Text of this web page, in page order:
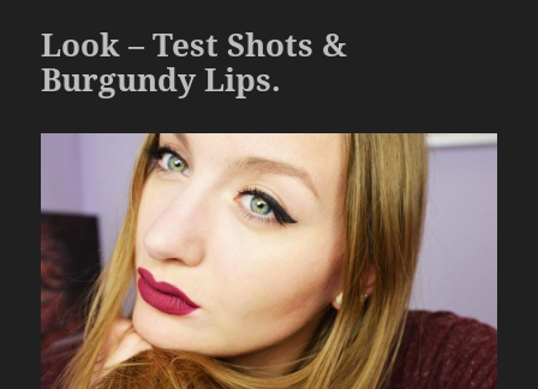
o
o
k
Look – Test Shots &
Burgundy Lips.